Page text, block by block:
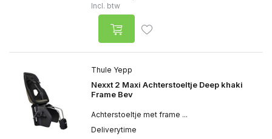
Incl. btw
Thule Yepp
Nexxt 2 Maxi Achterstoeltje Deep khaki
Frame Bev
Achterstoeltje met frame ...
Deliverytime